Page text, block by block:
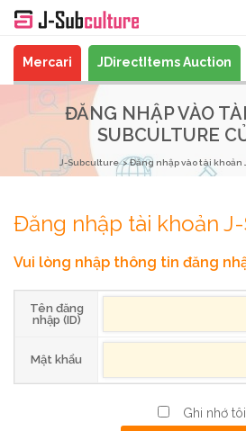
Mercari JDirectItems Auction
ĐĂNG NHẬP VÀO
SUBCULTURE
J-Subculture Đăng nhập vào tài khoản
Đăng nhập tài khoản
Vui lòng nhập thông tin đăng
Tên đăng
nhập (ID)
Mật khẩu
Ghi nhớ tôi